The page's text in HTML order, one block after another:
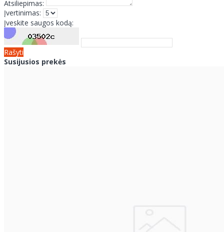
Atsiliepimas:
Įvertinimas:
Įveskite saugos kodą:
Rašyti
Susijusios prekės